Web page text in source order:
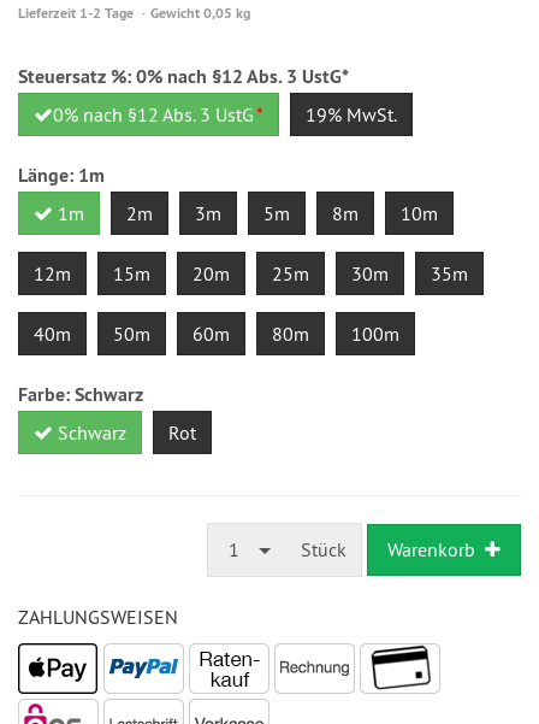
Lieferzeit 1-2 Tage Gewicht 0,05 kg
Steuersatz %:0% nach §12 Abs. 3 UstG*
0% nach §12 Abs. 3 UstG* 19% MwSt.
Länge: 1m
1m 2m 3m 5m 8m 10m
12m 15m 20m 25m 30m 35m
40m 50m 60m 80m 100m
Farbe:Schwarz
Schwarz Rot
1 Stück Warenkorb
ZAHLUNGSWEISEN